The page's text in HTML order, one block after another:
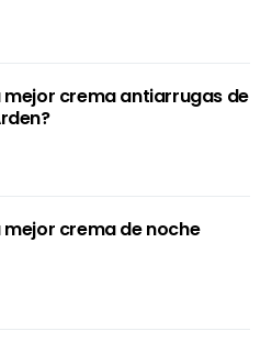
mejor crema antiarrugas de
mejor crema de noche